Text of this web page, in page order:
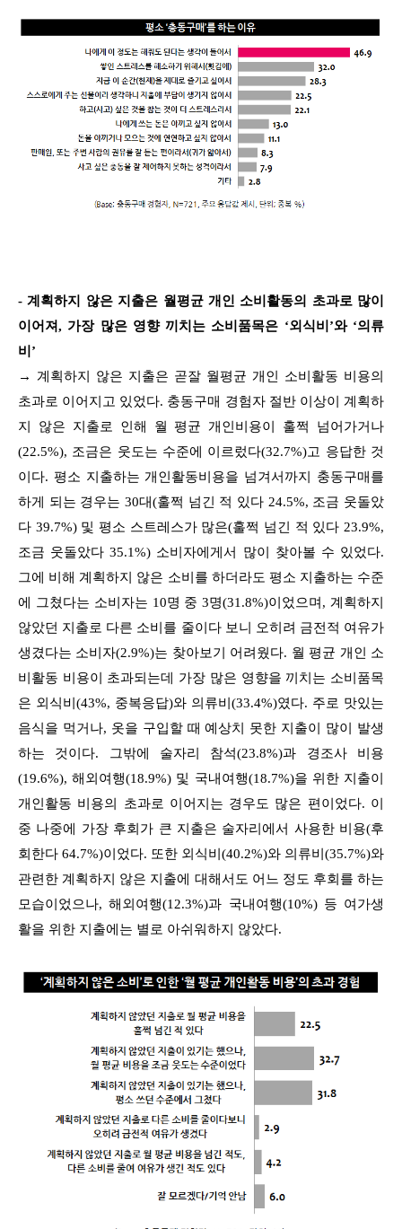
- 계획하지 않은 지출은 월평균 개인 소비활동의 초과로 많이
이어져, 가장 많은 영향 끼치는 소비품목은 ‘외식비’와 ‘의류
비’
→ 계획하지 않은 지출은 곧잘 월평균 개인 소비활동 비용의
초과로 이어지고 있었다. 충동구매 경험자 절반 이상이 계획하
지 않은 지출로 인해 월 평균 개인비용이 훌쩍 넘어가거나
(22.5%), 조금은 웃도는 수준에 이르렀다(32.7%)고 응답한 것
이다. 평소 지출하는 개인활동비용을 넘겨서까지 충동구매를
하게 되는 경우는 30대(훌쩍 넘긴 적 있다 24.5%, 조금 웃돌았
다 39.7%) 및 평소 스트레스가 많은(훌쩍 넘긴 적 있다 23.9%,
조금 웃돌았다 35.1%) 소비자에게서 많이 찾아볼 수 있었다.
그에 비해 계획하지 않은 소비를 하더라도 평소 지출하는 수준
에 그쳤다는 소비자는 10명 중 3명(31.8%)이었으며, 계획하지
않았던 지출로 다른 소비를 줄이다 보니 오히려 금전적 여유가
생겼다는 소비자(2.9%)는 찾아보기 어려웠다. 월 평균 개인 소
비활동 비용이 초과되는데 가장 많은 영향을 끼치는 소비품목
은 외식비(43%, 중복응답)와 의류비(33.4%)였다. 주로 맛있는
음식을 먹거나, 옷을 구입할 때 예상치 못한 지출이 많이 발생
하는 것이다. 그밖에 술자리 참석(23.8%)과 경조사 비용
(19.6%), 해외여행(18.9%) 및 국내여행(18.7%)을 위한 지출이
개인활동 비용의 초과로 이어지는 경우도 많은 편이었다. 이
중 나중에 가장 후회가 큰 지출은 술자리에서 사용한 비용(후
회한다 64.7%)이었다. 또한 외식비(40.2%)와 의류비(35.7%)와
관련한 계획하지 않은 지출에 대해서도 어느 정도 후회를 하는
모습이었으나, 해외여행(12.3%)과 국내여행(10%) 등 여가생
활을 위한 지출에는 별로 아쉬워하지 않았다.